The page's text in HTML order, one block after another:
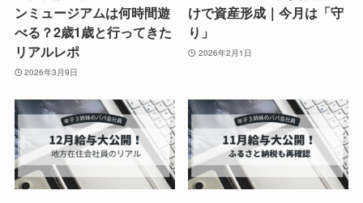
ンミュージアムは何時間遊
べる？2歳1歳と行ってきた
リアルレポ
2026年3月9日
けで資産形成｜今月は「守
り」
2026年2月1日